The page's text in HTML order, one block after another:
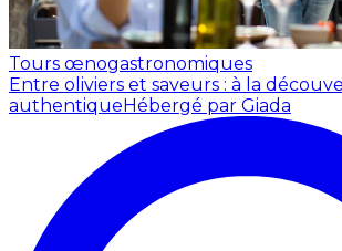
Tours œnogastronomiques
Entre oliviers et saveurs : à la
authentiqueHébergé par Giada